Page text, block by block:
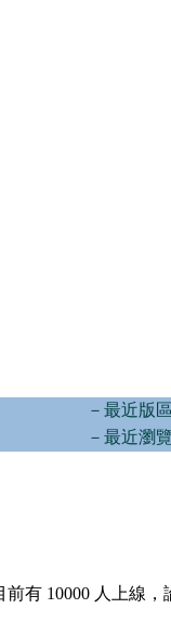
－最近版
－最近瀏
前有 10000 人上線